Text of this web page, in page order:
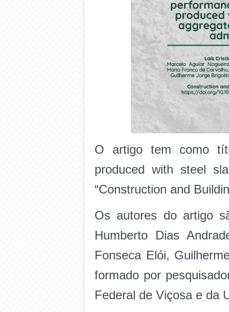
O artigo tem como
produced with steel
“Construction and
Os autores do artigo
Humberto Dias
Fonseca Elói,
formado por
Federal de Viçosa e da